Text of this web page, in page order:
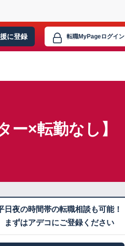
に登録 転職MyPageログイン
ー×転勤なし】
日夜の時間帯の転職相談も可能！
まずはアデコにご登録ください